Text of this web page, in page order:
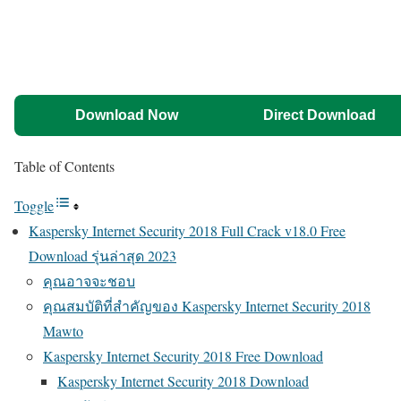
Download Now Direct Download
Table of Contents
Toggle
Kaspersky Internet Security 2018 Full Crack v18.0 Free
Download รุ่นล่าสุด 2023
คุณอาจจะชอบ
คุณสมบัติที่สำคัญของ Kaspersky Internet Security 2018
Mawto
Kaspersky Internet Security 2018 Free Download
Kaspersky Internet Security 2018 Download